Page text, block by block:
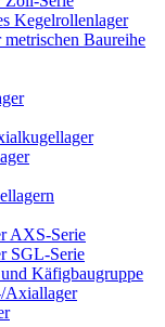
Kegelrollenlager
Baureihe
AXS-Serie
SGL-Serie
Käfigbaugruppe
Axiallager